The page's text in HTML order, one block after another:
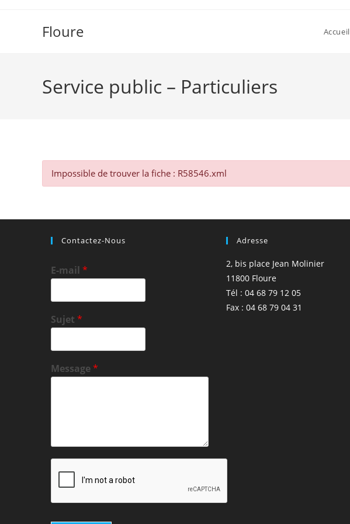
Floure Accueil
Service public – Particuliers
Impossible de trouver la fiche : R58546.xml
Contactez-Nous
E-mail *
Sujet *
Message*
Adresse
2, bis place Jean Molinier
11800 Floure
Tél : 04 68 79 12 05
Fax : 04 68 79 04 31